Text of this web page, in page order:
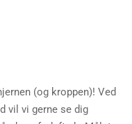
(og kroppen)! Ved
vil vi gerne se dig